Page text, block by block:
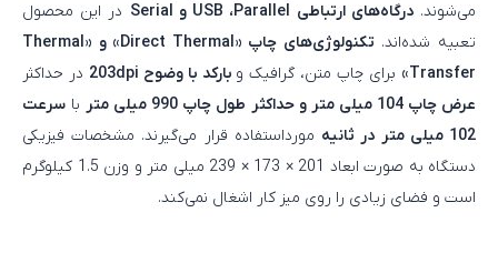
می‌شوند.درگاه‌های ارتباطی USB ،Parallel و Serial
در این محصول
تعبیه‌ شده‌اند.
تکنولوژی‌های چاپ «Direct Thermal» و «Thermal
Transfer»
برای چاپ متن، گرافیک و بارکد با وضوح 203dpi
در حداکثر
عرض چاپ 104 میلی‌ متر و حداکثر طول چاپ 990 میلی‌ متر
با سرعت
102 میلی‌ متر در ثانیه
مورداستفاده قرار می‌گیرند. مشخصات فیزیکی
دستگاه به‌ صورت ابعاد 201 × 173 × 239 میلی‌ متر و وزن 1.5 کیلوگرم
است و فضای زیادی را روی میز کار اشغال نمی‌کند.